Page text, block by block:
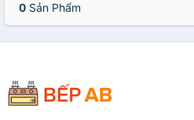
0 Sản Phẩm